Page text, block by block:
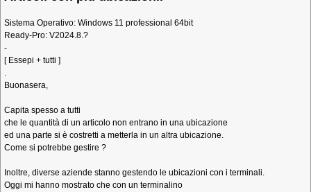
Sistema Operativo: Windows 11 professional 64bit
Ready-Pro: V2024.8.?
-
[ Essepi + tutti ]
.
Buonasera,
Capita spesso a tutti
che le quantità di un articolo non entrano in una ubicazione
ed una parte si è costretti a metterla in un altra ubicazione.
Come si potrebbe gestire ?
Inoltre, diverse aziende stanno gestendo le ubicazioni con i terminali.
Oggi mi hanno mostrato che con un terminalino